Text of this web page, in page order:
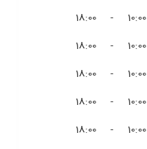
10:00 - 18:00
10:00 - 18:00
10:00 - 18:00
10:00 - 18:00
10:00 - 18:00